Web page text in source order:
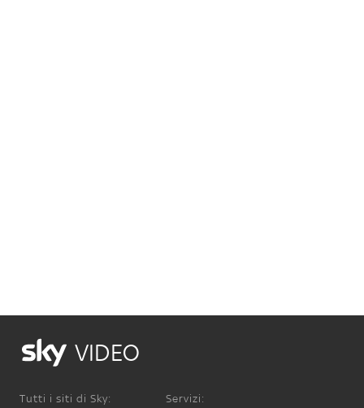
VIDEO
Tutti i siti di Sky: Servizi: